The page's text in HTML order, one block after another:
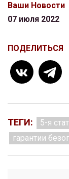
Ваши Новости
07 июля 2022
ПОДЕЛИТЬСЯ
ТЕГИ: 5-я
гарантии